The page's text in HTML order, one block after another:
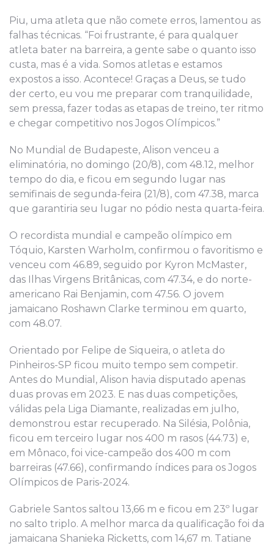
Piu, uma atleta que não comete erros, lamentou as
falhas técnicas. “Foi frustrante, é para qualquer
atleta bater na barreira, a gente sabe o quanto isso
custa, mas é a vida. Somos atletas e estamos
expostos a isso. Acontece! Graças a Deus, se tudo
der certo, eu vou me preparar com tranquilidade,
sem pressa, fazer todas as etapas de treino, ter ritmo
e chegar competitivo nos Jogos Olímpicos.”
No Mundial de Budapeste, Alison venceu a
eliminatória, no domingo (20/8), com 48.12, melhor
tempo do dia, e ficou em segundo lugar nas
semifinais de segunda-feira (21/8), com 47.38, marca
que garantiria seu lugar no pódio nesta quarta-feira.
O recordista mundial e campeão olímpico em
Tóquio, Karsten Warholm, confirmou o favoritismo e
venceu com 46.89, seguido por Kyron McMaster,
das Ilhas Virgens Britânicas, com 47.34, e do norte-
americano Rai Benjamin, com 47.56. O jovem
jamaicano Roshawn Clarke terminou em quarto,
com 48.07.
Orientado por Felipe de Siqueira, o atleta do
Pinheiros-SP ficou muito tempo sem competir.
Antes do Mundial, Alison havia disputado apenas
duas provas em 2023. E nas duas competições,
válidas pela Liga Diamante, realizadas em julho,
demonstrou estar recuperado. Na Silésia, Polônia,
ficou em terceiro lugar nos 400 m rasos (44.73) e,
em Mônaco, foi vice-campeão dos 400 m com
barreiras (47.66), confirmando índices para os Jogos
Olímpicos de Paris-2024.
Gabriele Santos saltou 13,66 m e ficou em 23º lugar
no salto triplo. A melhor marca da qualificação foi da
jamaicana Shanieka Ricketts, com 14,67 m. Tatiane